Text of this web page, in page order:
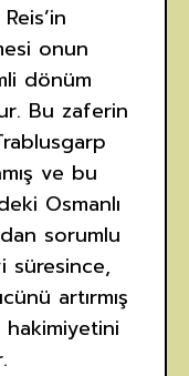
onun
dönüm
Bu zaferin
ve bu
Osmanlı
sorumlu
süresince,
artırmış
hakimiyetini